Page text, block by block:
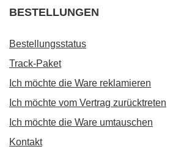
BESTELLUNGEN
Bestellungsstatus
Track-Paket
Ich möchte die Ware reklamieren
Ich möchte vom Vertrag zurücktreten
Ich möchte die Ware umtauschen
Kontakt